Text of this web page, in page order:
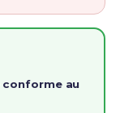
conforme au